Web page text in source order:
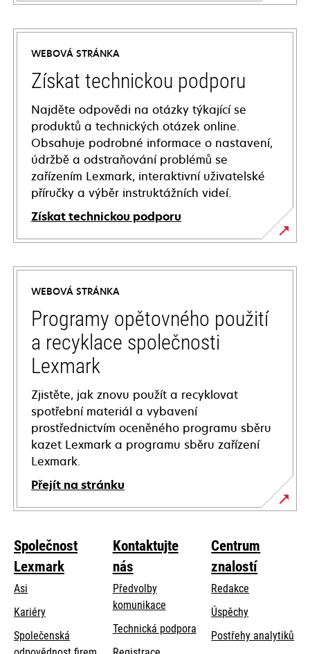
WEBOVÁ STRÁNKA
Získat technickou podporu
Najděte odpovědi na otázky týkající se
produktů a technických otázek online.
Obsahuje podrobné informace o nastavení,
údržbě a odstraňování problémů se
zařízením Lexmark, interaktivní uživatelské
příručky a výběr instruktážních videí.
Získat technickou podporu
opens
in
new
tab
WEBOVÁ STRÁNKA
Programy opětovného použití
a recyklace společnosti
Lexmark
Zjistěte, jak znovu použít a recyklovat
spotřební materiál a vybavení
prostřednictvím oceněného programu sběru
kazet Lexmark a programu sběru zařízení
Lexmark.
Přejít na stránku
Společnost
Lexmark
Asi
Kariéry
Společenská
Kontaktujte
nás
Předvolby
komunikace
Technická podporaopens
Centrum
znalostí
Redakce
Úspěchy
Postřehy analytiků